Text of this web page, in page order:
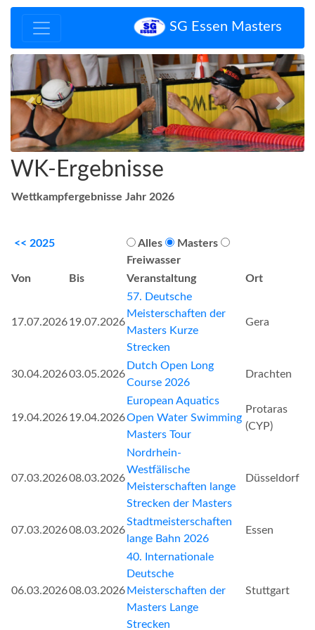
SG Essen Masters
Zurück Vor
WK-Ergebnisse
Wettkampfergebnisse Jahr 2026
<< 2025 Alles
Masters
Freiwasser
Von
Bis Veranstaltung Ort
17.07.202619.07.2026
57. Deutsche
Meisterschaften der
Masters Kurze
Strecken
Gera
30.04.202603.05.2026
Dutch Open Long
Course 2026
Drachten
19.04.202619.04.2026
European Aquatics
Open Water Swimming
Masters Tour
Protaras
(CYP)
07.03.202608.03.2026
Nordrhein-
Westfälische
Meisterschaften lange
Strecken der Masters
Düsseldorf
07.03.202608.03.2026
Stadtmeisterschaften
lange Bahn 2026
Essen
06.03.202608.03.2026
40. Internationale
Deutsche
Meisterschaften der
Masters Lange
Strecken
Stuttgart